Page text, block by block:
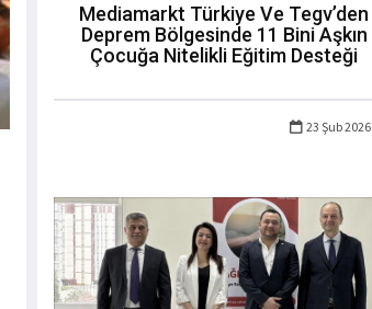
Mediamarkt Türkiye Ve Tegv’den
Deprem Bölgesinde 11 Bini Aşkın
Çocuğa Nitelikli Eğitim Desteği
23 Şub 2026